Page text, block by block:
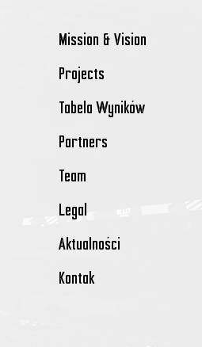
Mission & Vision
Projects
Tabela Wyników
Partners
Team
Legal
Aktualności
Kontak